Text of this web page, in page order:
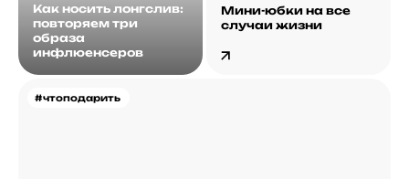
Как носить лонгслив:
повторяем три
образа
инфлюенсеров
#чтоподарить
Мини-юбки на все
случаи жизни